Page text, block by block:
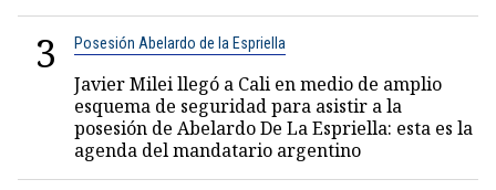
3 Posesión Abelardo de la Espriella
Javier Milei llegó a Cali en medio de amplio
esquema de seguridad para asistir a la
posesión de Abelardo De La Espriella: esta es la
agenda del mandatario argentino